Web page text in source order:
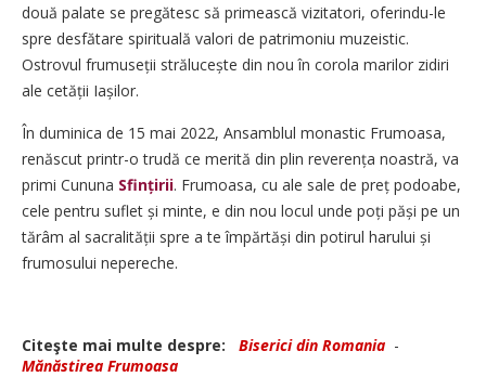
două palate se pregătesc să primească vizitatori, oferindu-le
spre desfătare spirituală valori de patrimoniu muzeistic.
Ostrovul frumuseții strălucește din nou în corola marilor zidiri
ale cetății Iașilor.
În duminica de 15 mai 2022, Ansamblul monastic Frumoasa,
renăscut printr-o trudă ce merită din plin reverența noastră, va
primi Cununa Sfințirii. Frumoasa, cu ale sale de preț podoabe,
cele pentru suflet și minte, e din nou locul unde poți păși pe un
tărâm al sacralității spre a te împărtăși din potirul harului și
frumosului nepereche.
Citeşte mai multe despre: Biserici din Romania -
Mănăstirea Frumoasa